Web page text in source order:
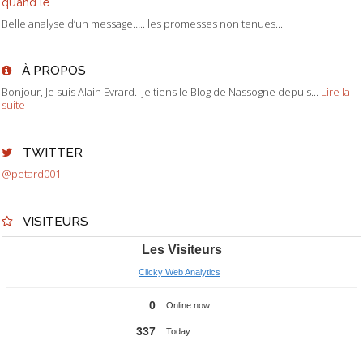
Belle analyse d’un message….. les promesses non tenues...
À PROPOS
Bonjour, Je suis Alain Evrard. je tiens le Blog de Nassogne depuis... Lire la
suite
TWITTER
@petard001
VISITEURS